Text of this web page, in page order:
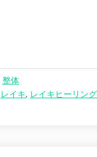
整体
レイキ, レイキヒーリング